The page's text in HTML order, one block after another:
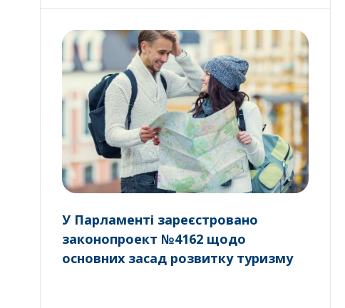
У Парламенті зареєстровано
законопроект №4162 щодо
основних засад розвитку туризму